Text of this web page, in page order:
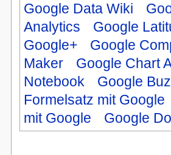
Google Data Wiki
Analytics
Google
Google+
Google
Maker
Google Chart
Notebook
Google
Formelsatz mit Google
mit Google
Google